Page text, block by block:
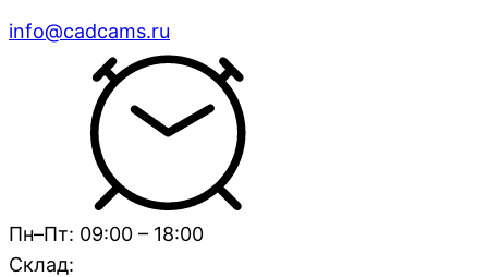
info@cadcams.ru
Пн–Пт: 09:00 – 18:00
Склад: